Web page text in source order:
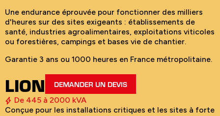
Une endurance éprouvée pour fonctionner des milliers
d'heures sur des sites exigeants : établissements de
santé, industries agroalimentaires, exploitations viticoles
ou forestières, campings et bases vie de chantier.
Garantie 3 ans ou 1000 heures en France métropolitaine.
LION DEMANDER UN DEVIS
De 445 à 2000 kVA
Conçue pour les installations critiques et les sites à forte